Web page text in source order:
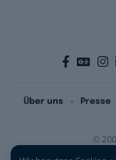
©
Über uns Presse